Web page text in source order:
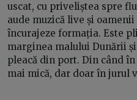
uscat, cu priveliștea spre
aude muzică live și
încurajeze formația. Este
marginea malului Dunării
pleacă din port. Din când
mai mică, dar doar în jurul